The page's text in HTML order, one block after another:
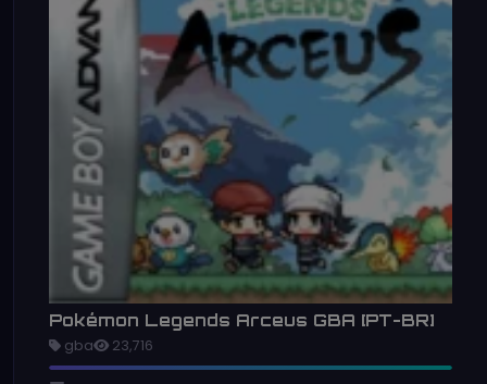
Pokémon Legends Arceus GBA [PT-BR]
gba 23,716